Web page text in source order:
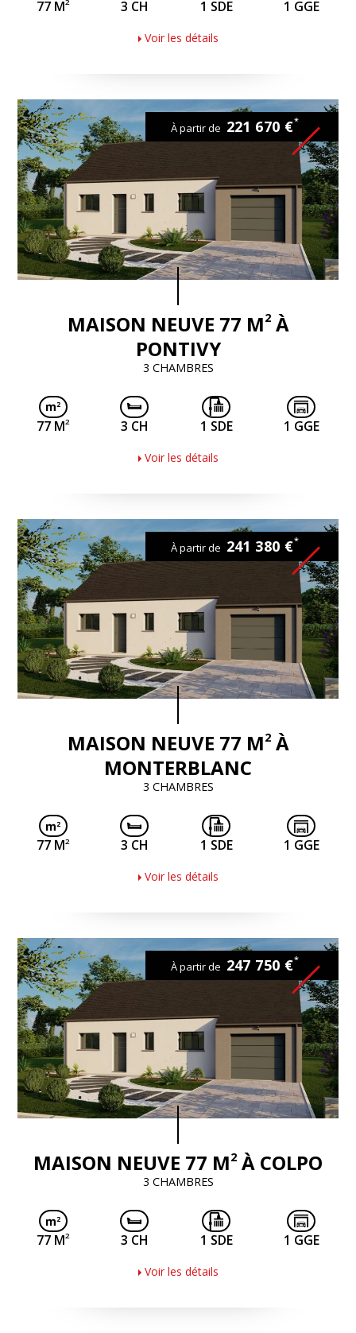
77 M2 3 CH 1 SDE 1 GGE
Voir les détails
MAISON NEUVE 77 M2À
PONTIVY
3 CHAMBRES
À partir de 221 670 €*
77 M2 3 CH 1 SDE 1 GGE
Voir les détails
MAISON NEUVE 77 M2À
MONTERBLANC
3 CHAMBRES
À partir de 241 380 €*
77 M2 3 CH 1 SDE 1 GGE
Voir les détails
MAISON NEUVE 77 M2 À COLPO
3 CHAMBRES
À partir de 247 750 €*
77 M2 3 CH 1 SDE 1 GGE
Voir les détails